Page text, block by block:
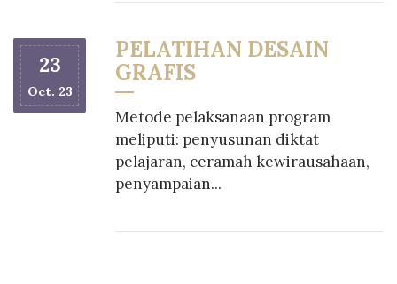
23
Oct. 23
PELATIHAN DESAIN
GRAFIS
Metode pelaksanaan program
meliputi: penyusunan diktat
pelajaran, ceramah kewirausahaan,
penyampaian...